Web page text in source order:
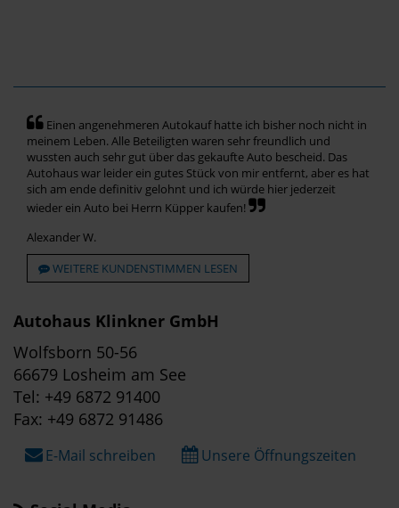
Einen angenehmeren Autokauf hatte ich bisher noch nicht in
meinem Leben. Alle Beteiligten waren sehr freundlich und
wussten auch sehr gut über das gekaufte Auto bescheid. Das
Autohaus war leider ein gutes Stück von mir entfernt, aber es hat
sich am ende definitiv gelohnt und ich würde hier jederzeit
wieder ein Auto bei Herrn Küpper kaufen!
Alexander W.
WEITERE KUNDENSTIMMEN LESEN
Autohaus Klinkner GmbH
Wolfsborn 50-56
66679 Losheim am See
Tel: +49 6872 91400
Fax: +49 6872 91486
E-Mail schreiben Unsere Öffnungszeiten